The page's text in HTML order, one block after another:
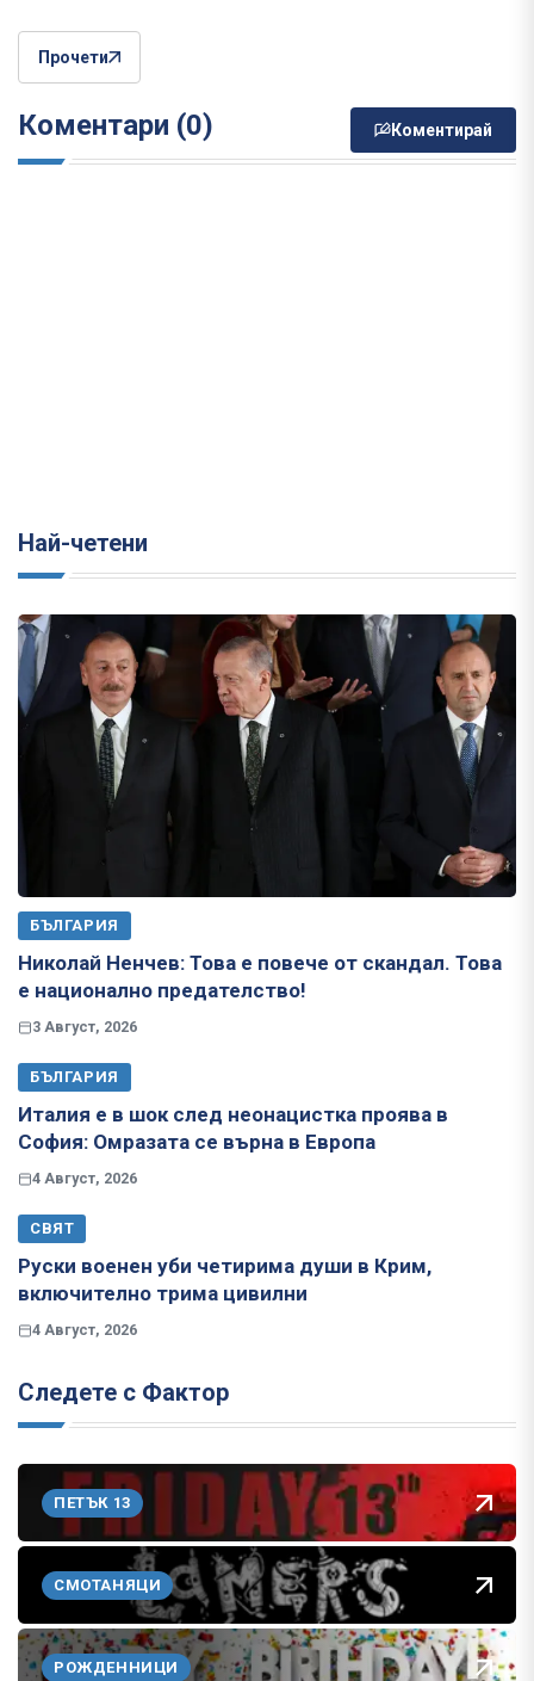
Прочети
Коментари (0) Коментирай
Най-четени
БЪЛГАРИЯ
Николай Ненчев: Това е повече от скандал. Това
е национално предателство!
3 Август, 2026
БЪЛГАРИЯ
Италия е в шок след неонацистка проява в
София: Омразата се върна в Европа
4 Август, 2026
СВЯТ
Руски военен уби четирима души в Крим,
включително трима цивилни
4 Август, 2026
Следете с Фактор
ПЕТЪК 13
СМОТАНЯЦИ
РОЖДЕННИЦИ